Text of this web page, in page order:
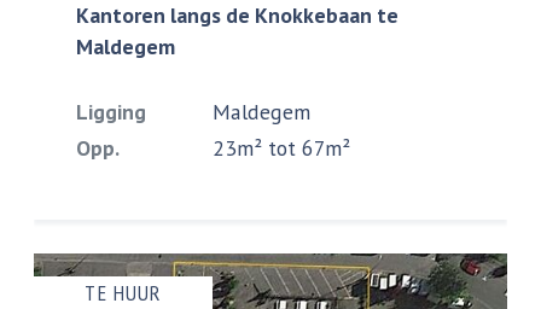
Kantoren langs de Knokkebaan te
Maldegem
Ligging
Maldegem
Opp.
23m² tot 67m²
TE HUUR